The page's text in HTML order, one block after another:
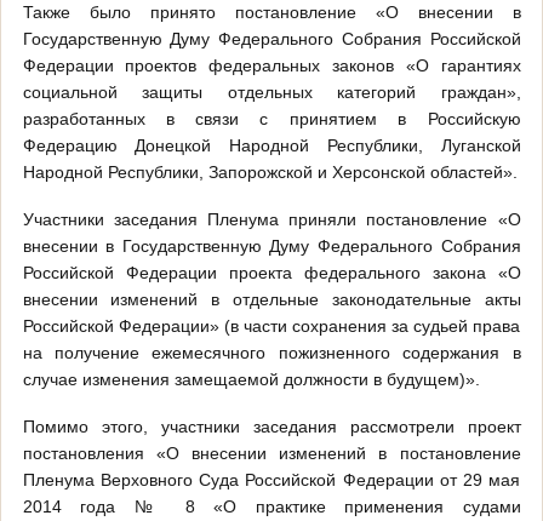
Также было принято постановление «О внесении в
Государственную Думу Федерального Собрания Российской
Федерации проектов федеральных законов «О гарантиях
социальной защиты отдельных категорий граждан»,
разработанных в связи с принятием в Российскую
Федерацию Донецкой Народной Республики, Луганской
Народной Республики, Запорожской и Херсонской областей».
Участники заседания Пленума приняли постановление «О
внесении в Государственную Думу Федерального Собрания
Российской Федерации проекта федерального закона «О
внесении изменений в отдельные законодательные акты
Российской Федерации» (в части сохранения за судьей права
на получение ежемесячного пожизненного содержания в
случае изменения замещаемой должности в будущем)».
Помимо этого, участники заседания рассмотрели проект
постановления «О внесении изменений в постановление
Пленума Верховного Суда Российской Федерации от 29 мая
2014 года № 8 «О практике применения судами